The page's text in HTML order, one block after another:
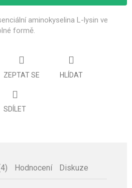
aminokyselina L-lysin ve
formě.
ZEPTAT SE HLÍDAT
SDÍLET
Hodnocení Diskuze